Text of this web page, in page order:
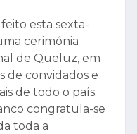
esta sexta-
cerimónia
de Queluz, em
de convidados e
de todo o país.
congratula-se
toda a